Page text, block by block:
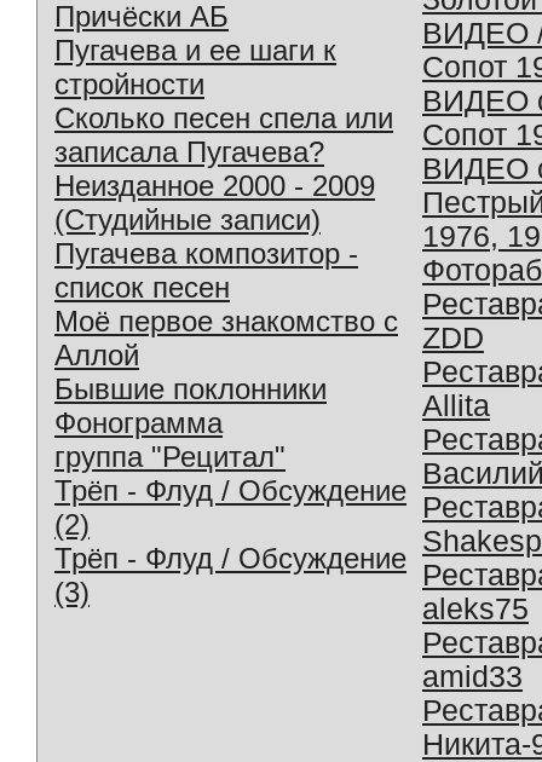
Причёски АБ
Пугачева и ее шаги к
стройности
Сколько песен спела или
записала Пугачева?
Неизданное 2000 - 2009
(Студийные записи)
Пугачева композитор -
список песен
Моё первое знакомство с
Аллой
Бывшие поклонники
Фонограмма
группа "Рецитал"
Трёп - Флуд / Обсуждение
(2)
Трёп - Флуд / Обсуждение
(3)
ВИДЕО
Сопот
ВИДЕО
Сопот
ВИДЕО
1976,
ZDD
Allita
aleks75
amid33
Никита-